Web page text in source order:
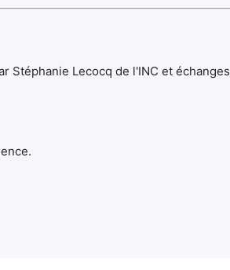
Stéphanie Lecocq de l'INC et échanges